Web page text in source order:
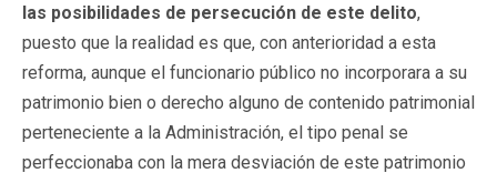
las posibilidades de persecución de este delito,
puesto que la realidad es que, con anterioridad a esta
reforma, aunque el funcionario público no incorporara a su
patrimonio bien o derecho alguno de contenido patrimonial
perteneciente a la Administración, el tipo penal se
perfeccionaba con la mera desviación de este patrimonio